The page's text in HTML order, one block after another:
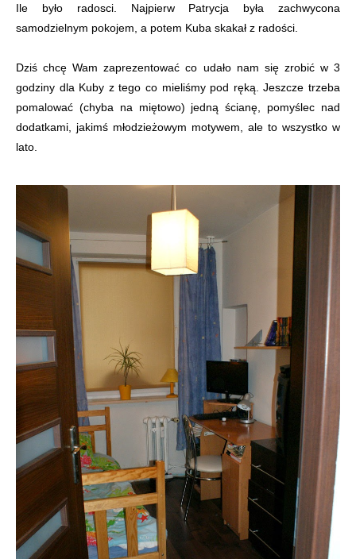
Ile było radosci. Najpierw Patrycja była zachwycona
samodzielnym pokojem, a potem Kuba skakał z radości.
Dziś chcę Wam zaprezentować co udało nam się zrobić w 3
godziny dla Kuby z tego co mieliśmy pod ręką. Jeszcze trzeba
pomalować (chyba na miętowo) jedną ścianę, pomyślec nad
dodatkami, jakimś młodzieżowym motywem, ale to wszystko w
lato.